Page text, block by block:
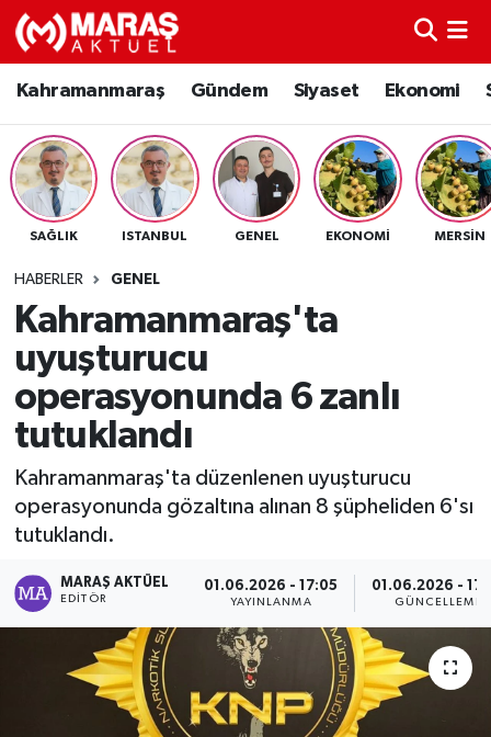
Kahramanmaraş Gündem Siyaset Ekonomi
SAĞLIK ISTANBUL GENEL EKONOMI MERSIN
HABERLER GENEL
Kahramanmaraş'ta
uyuşturucu
operasyonunda 6 zanlı
tutuklandı
Kahramanmaraş'ta düzenlenen uyuşturucu
operasyonunda gözaltına alınan 8 şüpheliden 6'sı
tutuklandı.
MARAŞ AKTÜEL
EDITÖR
01.06.2026 - 17:05
YAYINLANMA
01.06.2026 -
GÜNCELLEME
Kahramanmaraş
Gündem
Siyaset
Spor
Sağlık
Teknoloji
Eğitim
Dünya
Kültür Sanat
Nöbetçi Eczaneler
Hava Durumu
Namaz Vakitleri
TFF 3.Lig 4.Grup Puan Durumu ve Fikstür
Tüm Manşetler
Son Dakika Haberleri
Haber Arşivi